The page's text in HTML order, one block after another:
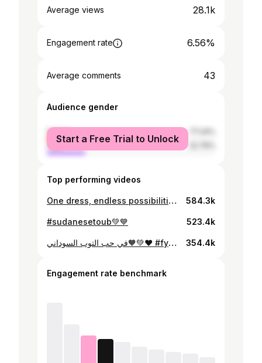
Average views 28.1k
Engagement rate 6.56%
Average comments 43
Audience gender
female
male
Start a Free Trial to Unlock
Top performing videos
One dress, endless possibilities✨ #fyp #explore #الشعب_الصيني_ماله_حل😂😂 #outfit #outfitinspo #sudanese_tiktok #styleinspo #foryoupage❤️❤️ #fashiontiktok 584.3k
#sudanesetoub💚💙 523.4k
في حب التوب السوداني🧡💚❤️ #fyp #explore #الشعب_الصيني_ماله_حل😂😂 #outfit #outfitinspo #sudanese_tiktok #foryoupage❤️❤️ #styleinspo 354.4k
Engagement rate benchmark